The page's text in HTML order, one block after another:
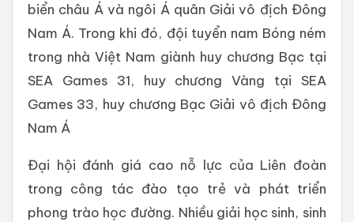
biển châu Á và ngôi Á quân Giải vô địch Đông
Nam Á. Trong khi đó, đội tuyển nam Bóng ném
trong nhà Việt Nam giành huy chương Bạc tại
SEA Games 31, huy chương Vàng tại SEA
Games 33, huy chương Bạc Giải vô địch Đông
Nam Á
Đại hội đánh giá cao nỗ lực của Liên đoàn
trong công tác đào tạo trẻ và phát triển
phong trào học đường. Nhiều giải học sinh, sinh